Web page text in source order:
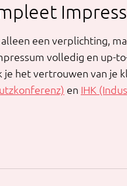
een verplichting,
volledig en up-
het vertrouwen van je
en IHK